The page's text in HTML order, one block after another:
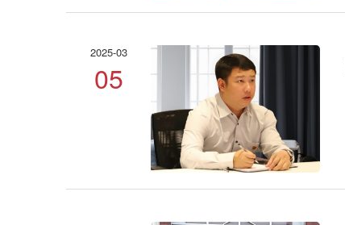
2025-03
05